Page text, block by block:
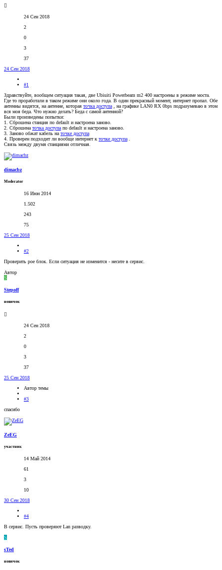
24 Сен 2018
2
0
3
37
24 Сен 2018
#1
Здравствуйте, вообщем ситуация такая, две Ubiuiti Powerbeam m2 400 настроены в режиме моста.
Где то проработали в таком режиме они около года. В один прекрасный момент, интернет пропал. Обе
антенны видятся, на антенне, которая точка доступа
, на графике LAN0 RX 0bps подразумеваю в этом
вся моя беда. Что нужно делать? Беда с самой антенной?
Были произведены попытки:
1. Сброшена станция по default и настроена заново.
2. Сброшена точка доступа по default и настроена заново.
3. Заново обжат кабель на точке доступа
4. Проверен подходит ли вообще интернет к точке доступа
Связь между двумя станциями отличная.
dimacbz
Moderator
16 Июн 2014
1.502
243
75
25 Сен 2018
#2
Проверить poe блок. Если ситуация не изменится - несите в сервис.
Автор
S
Stepoff
новичок
24 Сен 2018
2
0
3
37
25 Сен 2018
Автор темы
#3
спасибо
ZeEG
участник
14 Май 2014
61
3
10
30 Сен 2018
#4
В сервис. Пусть проверяют Lan разводку.
S
sTed
новичок